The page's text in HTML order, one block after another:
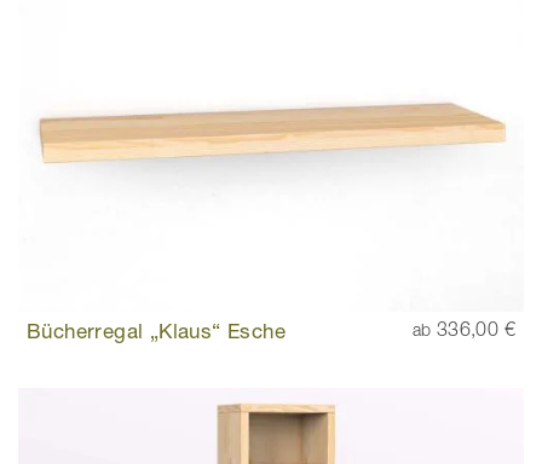
Bücherregal „Klaus“ Esche ab 336,00 €